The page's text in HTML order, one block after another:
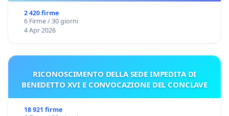
2 420 firme
6 Firme / 30 giorni
4 Apr 2026
RICONOSCIMENTO DELLA SEDE IMPEDITA DI
BENEDETTO XVI E CONVOCAZIONE DEL CONCLAVE
18 921 firme